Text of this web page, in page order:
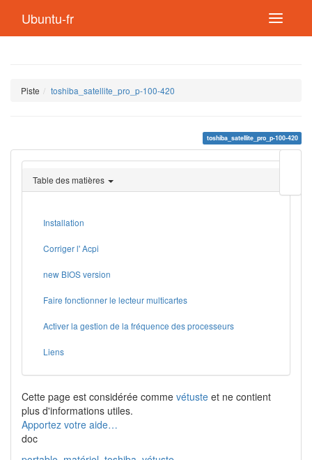
Ubuntu-fr
Piste toshiba_satellite_pro_p-100-420
toshiba_satellite_pro_p-100-420
page
Table des matières
Installation
Corriger l' Acpi
new BIOS version
Faire fonctionner le lecteur multicartes
Activer la gestion de la fréquence des processeurs
Liens
Cette page est considérée comme vétuste et ne contient
plus d'informations utiles.
Apportez votre aide…
doc